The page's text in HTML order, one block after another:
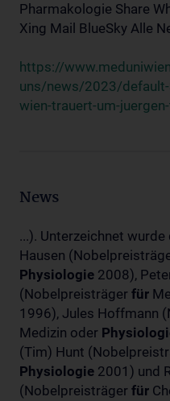
Pharmakologie Share
Xing Mail BlueSky Alle
https://
uns/news/2023/
wien-trauert-um-
News
...). Unterzeichnet
Hausen
Physiologie 2008),
(Nobelpreisträger für
1996), Jules Hoffmann
Medizin oder
(Tim) Hunt
Physiologie 2001) und
(Nobelpreisträger für